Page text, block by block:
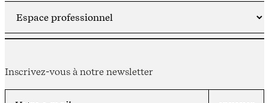
Inscrivez-vous à notre newsletter